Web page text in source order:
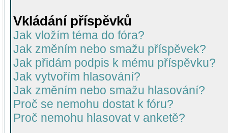
Vkládání příspěvků
Jak vložím téma do fóra?
Jak změním nebo smažu příspěvek?
Jak přidám podpis k mému příspěvku?
Jak vytvořím hlasování?
Jak změním nebo smažu hlasování?
Proč se nemohu dostat k fóru?
Proč nemohu hlasovat v anketě?